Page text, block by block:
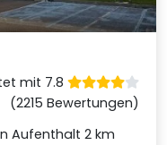
mit 7.8
(2215 Bewertungen)
Aufenthalt 2 km